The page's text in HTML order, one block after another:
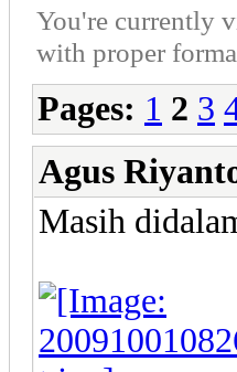
You're currently
with proper
Pages: 1 2 3
Agus
Masih